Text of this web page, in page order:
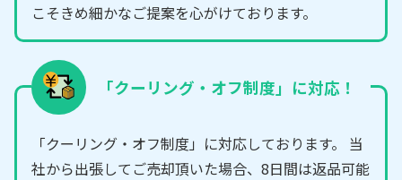
こそきめ細かなご提案を心がけております。
「クーリング・オフ制度」に対応！
「クーリング・オフ制度」に対応しております。 当
社から出張してご売却頂いた場合、8日間は返品可能